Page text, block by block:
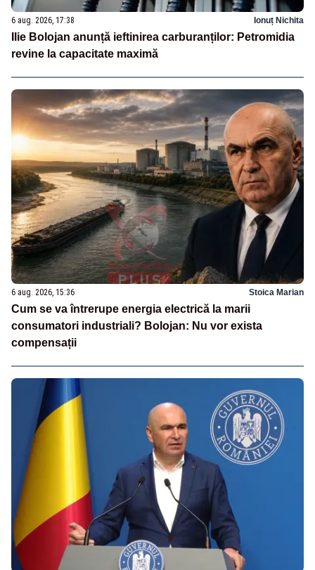
6 aug. 2026, 17:38 Ionuț Nichita
Ilie Bolojan anunță ieftinirea carburanților: Petromidia
revine la capacitate maximă
6 aug. 2026, 15:36 Stoica Marian
Cum se va întrerupe energia electrică la marii
consumatori industriali? Bolojan: Nu vor exista
compensații